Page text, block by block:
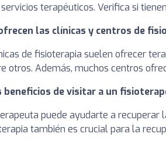
terapéuticos. Verifica si
las clínicas y centros de
de fisioterapia suelen ofrecer
otros. Además, muchos centros
beneficios de visitar a un
puede ayudarte a
también es crucial para la